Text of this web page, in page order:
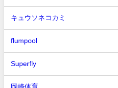
キュウソネコカミ
flumpool
Superfly
岡崎体育